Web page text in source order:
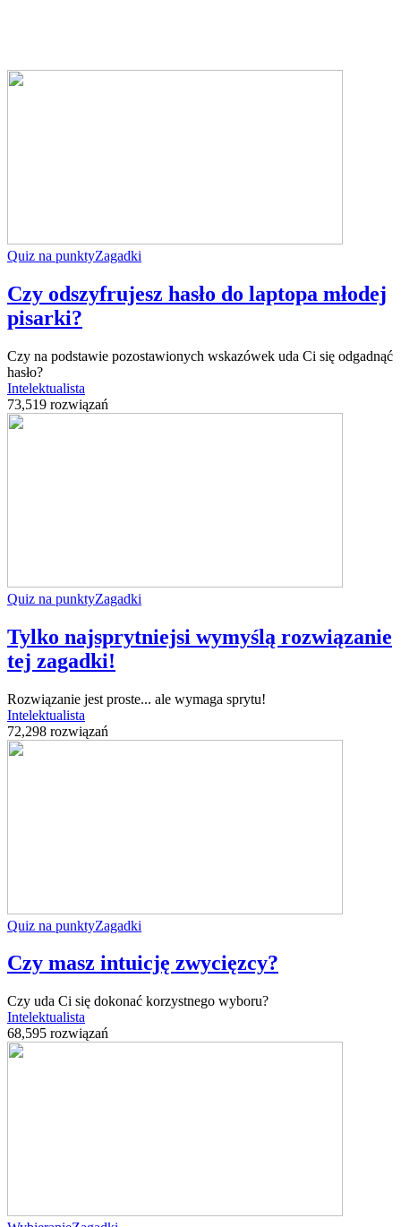
Quiz na punktyZagadki
Czy odszyfrujesz hasło do laptopa młodej
pisarki?
Czy na podstawie pozostawionych wskazówek uda Ci się odgadnąć
hasło?
Intelektualista
73,519 rozwiązań
Quiz na punktyZagadki
Tylko najsprytniejsi wymyślą rozwiązanie
tej zagadki!
Rozwiązanie jest proste... ale wymaga sprytu!
Intelektualista
72,298 rozwiązań
Quiz na punktyZagadki
Czy masz intuicję zwycięzcy?
Czy uda Ci się dokonać korzystnego wyboru?
Intelektualista
68,595 rozwiązań